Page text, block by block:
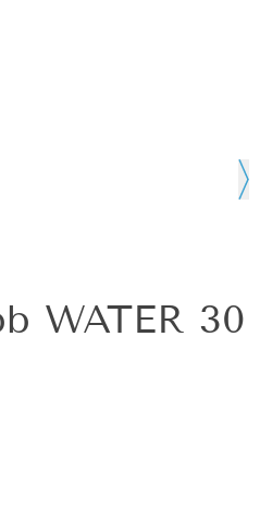
WATER 30